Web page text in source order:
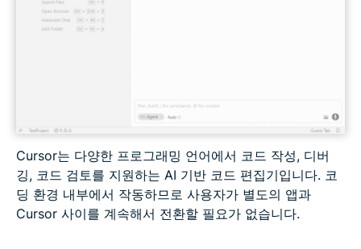
Cursor는 다양한 프로그래밍 언어에서 코드 작성, 디버
깅, 코드 검토를 지원하는 AI 기반 코드 편집기입니다. 코
딩 환경 내부에서 작동하므로 사용자가 별도의 앱과
Cursor 사이를 계속해서 전환할 필요가 없습니다.